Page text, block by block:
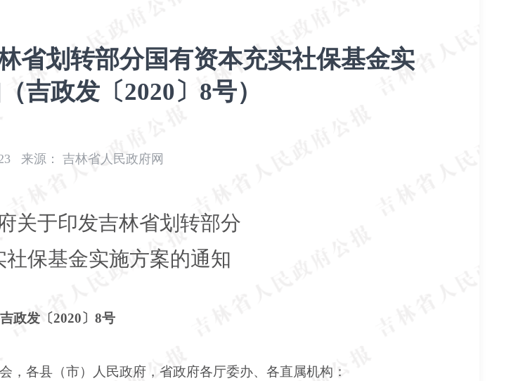
省划转部分国有资本充实社保基金实
吉政发〔2020〕8号）
来源： 吉林省人民政府网
关于印发吉林省划转部分
社保基金实施方案的通知
吉政发〔2020〕8号
各县（市）人民政府，省政府各厅委办、各直属机构：